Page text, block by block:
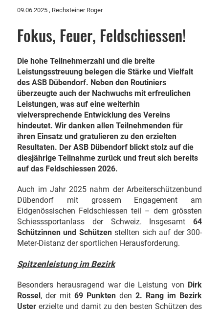
09.06.2025 , Rechsteiner Roger
Fokus, Feuer, Feldschiessen!
Die hohe Teilnehmerzahl und die breite
Leistungsstreuung belegen die Stärke und Vielfalt
des ASB Dübendorf. Neben den Routiniers
überzeugte auch der Nachwuchs mit erfreulichen
Leistungen, was auf eine weiterhin
vielversprechende Entwicklung des Vereins
hindeutet. Wir danken allen Teilnehmenden für
ihren Einsatz und gratulieren zu den erzielten
Resultaten. Der ASB Dübendorf blickt stolz auf die
diesjährige Teilnahme zurück und freut sich bereits
auf das Feldschiessen 2026.
Auch im Jahr 2025 nahm der Arbeiterschützenbund
Dübendorf mit grossem Engagement am
Eidgenössischen Feldschiessen teil – dem grössten
Schiesssportanlass der Schweiz. Insgesamt 64
Schützinnen und Schützenstellten sich auf der 300-
Meter-Distanz der sportlichen Herausforderung.
Spitzenleistung im Bezirk
Besonders herausragend war die Leistung von Dirk
Rossel, der mit 69 Punkten den 2. Rang im Bezirk
Uster erzielte und damit zu den besten Schützen des